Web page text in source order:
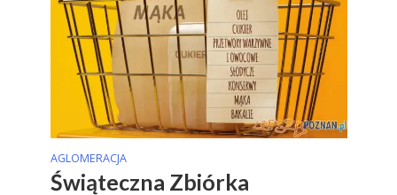
AGLOMERACJA
Świąteczna Zbiórka